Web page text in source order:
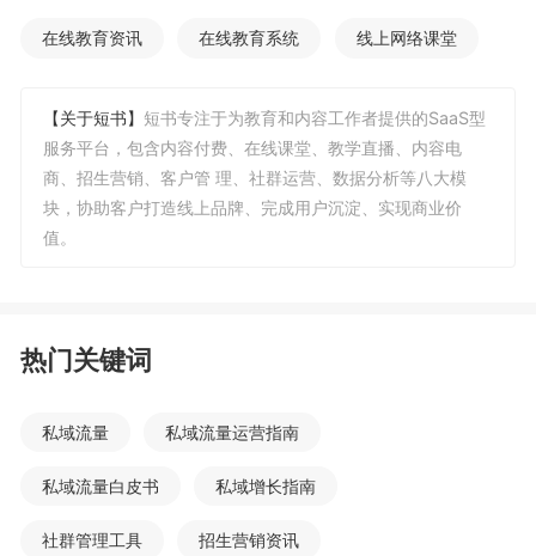
在线教育资讯 在线教育系统 线上网络课堂
【关于短书】 短书专注于为教育和内容工作者提供的SaaS型
服务平台，包含内容付费、在线课堂、教学直播、内容电
商、招生营销、客户管 理、社群运营、数据分析等八大模
块，协助客户打造线上品牌、完成用户沉淀、实现商业价
值。
热门关键词
私域流量 私域流量运营指南
私域流量白皮书 私域增长指南
社群管理工具 招生营销资讯